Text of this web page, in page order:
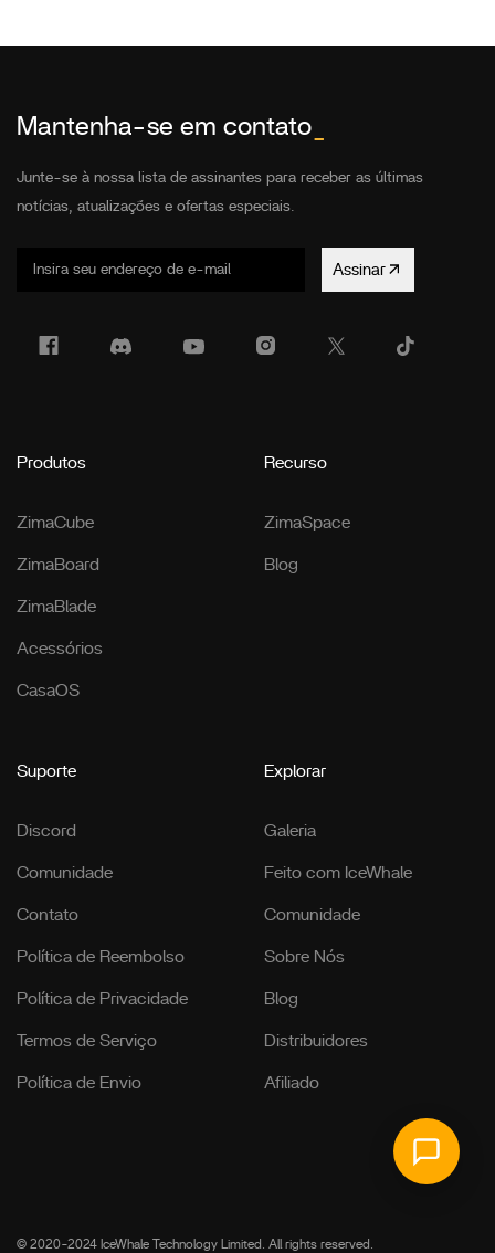
Mantenha-se em contato
Junte-se à nossa lista de assinantes para receber as últimas
notícias, atualizações e ofertas especiais.
Assinar
Produtos
ZimaCube
ZimaBoard
ZimaBlade
Acessórios
CasaOS
Recurso
ZimaSpace
Blog
Suporte
Discord
Comunidade
Contato
Política de Reembolso
Política de Privacidade
Termos de Serviço
Política de Envio
Explorar
Galeria
Feito com IceWhale
Comunidade
Sobre Nós
Blog
Distribuidores
Afiliado
© 2020-2024 IceWhale Technology Limited. All rights reserved.